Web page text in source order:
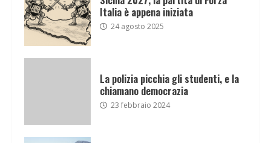
Italia è appena iniziata
24 agosto 2025
La polizia picchia gli studenti, e la
chiamano democrazia
23 febbraio 2024